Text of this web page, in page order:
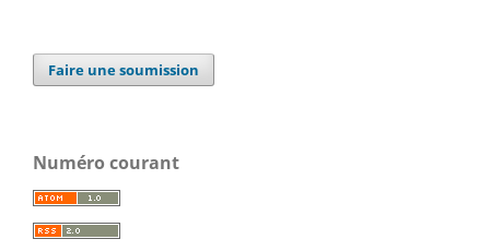
Faire une soumission
Numéro courant